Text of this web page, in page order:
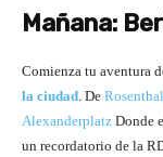
Mañana:
Comienza tu aventura
la ciudad . De
Alexanderplatz Donde
un recordatorio de la